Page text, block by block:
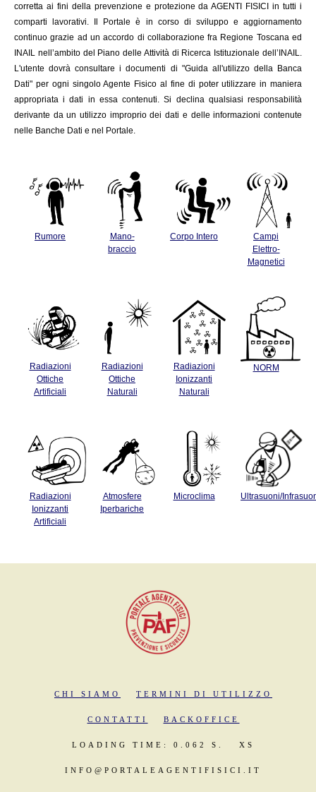
corretta ai fini della prevenzione e protezione da AGENTI FISICI in tutti i
comparti lavorativi. Il Portale è in corso di sviluppo e aggiornamento
continuo grazie ad un accordo di collaborazione fra Regione Toscana ed
INAIL nell’ambito del Piano delle Attività di Ricerca Istituzionale dell’INAIL.
L'utente dovrà consultare i documenti di "Guida all'utilizzo della Banca
Dati" per ogni singolo Agente Fisico al fine di poter utilizzare in maniera
appropriata i dati in essa contenuti. Si declina qualsiasi responsabilità
derivante da un utilizzo improprio dei dati e delle informazioni contenute
nelle Banche Dati e nel Portale.
Rumore
Mano-
braccio
Corpo Intero
Campi
Elettro-
Magnetici
Radiazioni
Ottiche
Artificiali
Radiazioni
Ottiche
Naturali
Radiazioni
Ionizzanti
Naturali
NORM
Radiazioni
Ionizzanti
Artificiali
Atmosfere
Iperbariche
Microclima Ultrasuoni/
CHI SIAMO TERMINI DI UTILIZZO
CONTATTI BACKOFFICE
LOADING TIME: 0.062 S. XS
INFO@PORTALEAGENTIFISICI.IT